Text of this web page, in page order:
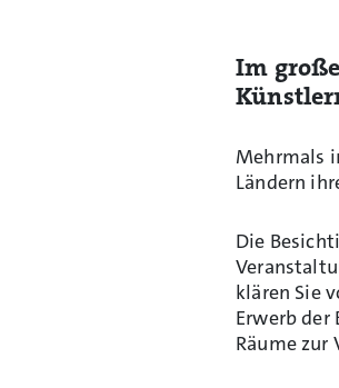
Im
Mehrmals
Ländern
Die
klären Sie
Erwerb
Räume zur